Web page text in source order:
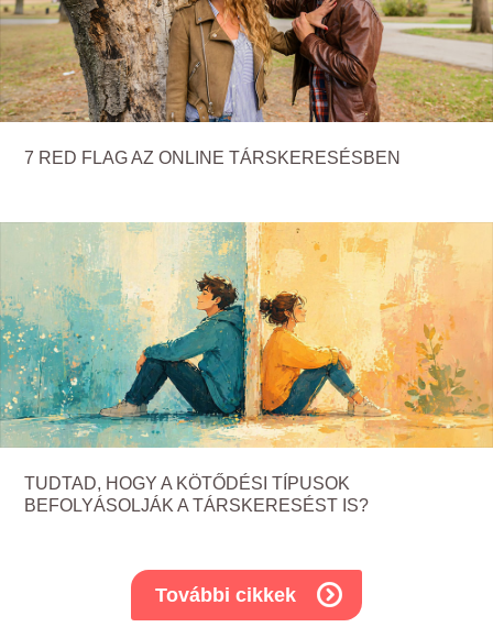
7 RED FLAG AZ ONLINE TÁRSKERESÉSBEN
TUDTAD, HOGY A KÖTŐDÉSI TÍPUSOK
BEFOLYÁSOLJÁK A TÁRSKERESÉST IS?
További cikkek